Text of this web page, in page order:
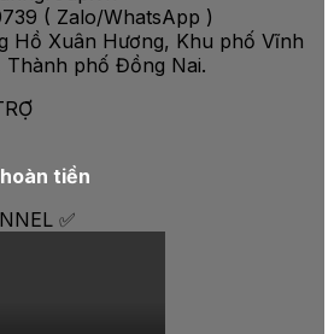
( Zalo/WhatsApp )
Hồ Xuân Hương, Khu phố Vĩnh
phố Đồng Nai.
tiền
✅